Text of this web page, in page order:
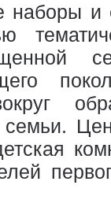
наборы и
семьи.